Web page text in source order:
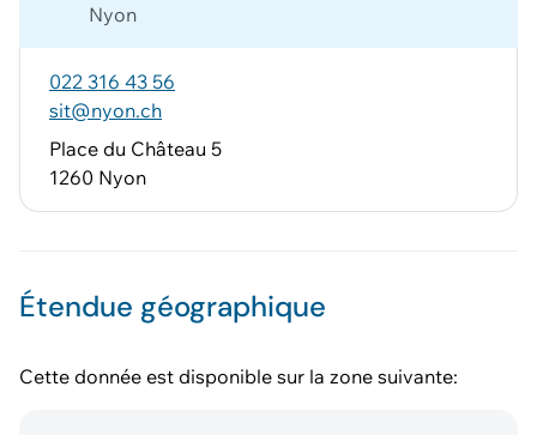
Nyon
022 316 43 56
sit@nyon.ch
Place du Château 5
1260 Nyon
Étendue géographique
Cette donnée est disponible sur la zone suivante: